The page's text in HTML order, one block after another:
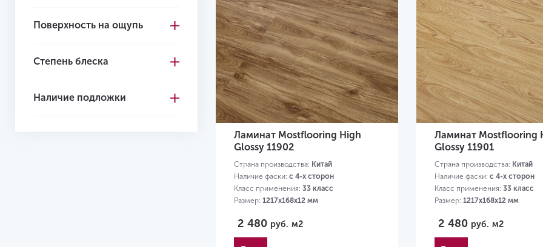
Поверхность на ощупь
Степень блеска
Наличие подложки
Ламинат Mostflooring High
Glossy 11902
Страна производства: Китай
Наличие фаски: с 4-х сторон
Класс применения: 33 класс
Размер: 1217х168х12 мм
2 480 руб. м2
Ламинат Mostflooring
Glossy 11901
Страна производства: Китай
Наличие фаски: с 4-х сторон
Класс применения: 33 класс
Размер: 1217х168х12 мм
2 480 руб. м2